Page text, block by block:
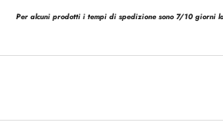
Per alcuni prodotti i tempi di spedizione sono 7/10 giorni